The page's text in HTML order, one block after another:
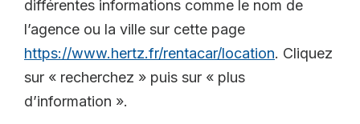
différentes informations comme le nom de
l’agence ou la ville sur cette page
https://www.hertz.fr/rentacar/location. Cliquez
sur « recherchez » puis sur « plus
d’information ».